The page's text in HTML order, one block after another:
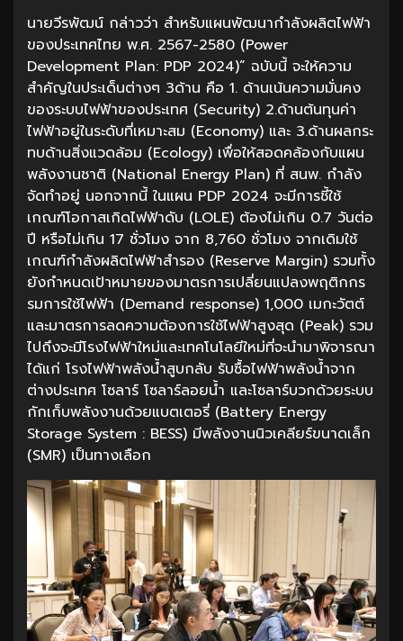
นายวีรพัฒน์ กล่าวว่า สำหรับแผนพัฒนากำลังผลิตไฟฟ้า
ของประเทศไทย พ.ศ. 2567-2580 (Power
Development Plan: PDP 2024)” ฉบับนี้ จะให้ความ
สำคัญในประเด็นต่างๆ 3ด้าน คือ 1. ด้านเน้นความมั่นคง
ของระบบไฟฟ้าของประเทศ (Security) 2.ด้านต้นทุนค่า
ไฟฟ้าอยู่ในระดับที่เหมาะสม (Economy) และ 3.ด้านผลกระ
ทบด้านสิ่งแวดล้อม (Ecology) เพื่อให้สอดคล้องกับแผน
พลังงานชาติ (National Energy Plan) ที่ สนพ. กำลัง
จัดทำอยู่ นอกจากนี้ ในแผน PDP 2024 จะมีการชี้ใช้
เกณฑ์โอกาสเกิดไฟฟ้าดับ (LOLE) ต้องไม่เกิน 0.7 วันต่อ
ปี หรือไม่เกิน 17 ชั่วโมง จาก 8,760 ชั่วโมง จากเดิมใช้
เกณฑ์กำลังผลิตไฟฟ้าสำรอง (Reserve Margin) รวมทั้ง
ยังกำหนดเป้าหมายของมาตรการเปลี่ยนแปลงพฤติกกร
รมการใช้ไฟฟ้า (Demand response) 1,000 เมกะวัตต์
และมาตรการลดความต้องการใช้ไฟฟ้าสูงสุด (Peak) รวม
ไปถึงจะมีโรงไฟฟ้าใหม่และเทคโนโลยีใหม่ที่จะนำมาพิจารณา
ได้แก่ โรงไฟฟ้าพลังน้ำสูบกลับ รับซื้อไฟฟ้าพลังน้ำจาก
ต่างประเทศ โซลาร์ โซลาร์ลอยน้ำ และโซลาร์บวกด้วยระบบ
กักเก็บพลังงานด้วยแบตเตอรี่ (Battery Energy
Storage System : BESS) มีพลังงานนิวเคลียร์ขนาดเล็ก
(SMR) เป็นทางเลือก